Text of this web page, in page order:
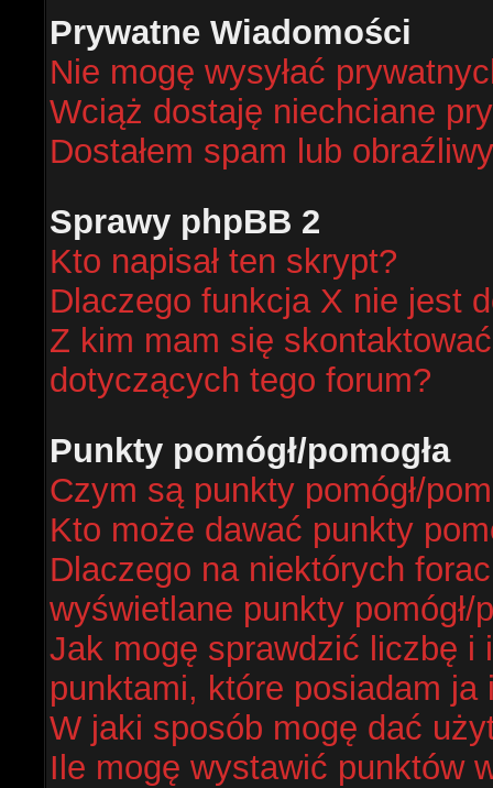
Prywatne Wiadomości
Nie mogę wysyłać
Wciąż dostaję niechciane
Dostałem spam lub
Sprawy phpBB 2
Kto napisał ten skrypt?
Dlaczego funkcja X nie jest
Z kim mam się
dotyczących tego forum?
Punkty pomógł/pomogła
Czym są punkty pomógł/
Kto może dawać punkty
Dlaczego na niektórych
wyświetlane punkty pomógł/
Jak mogę sprawdzić liczbę i
punktami, które posiadam
W jaki sposób mogę dać
Ile mogę wystawić punktów